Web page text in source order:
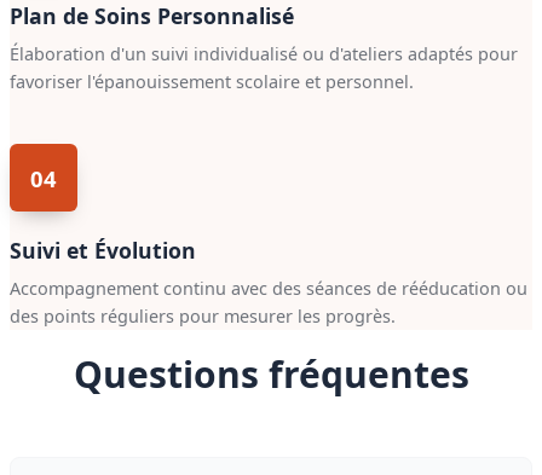
Plan de Soins Personnalisé
Élaboration d'un suivi individualisé ou d'ateliers adaptés pour
favoriser l'épanouissement scolaire et personnel.
04
Suivi et Évolution
Accompagnement continu avec des séances de rééducation ou
des points réguliers pour mesurer les progrès.
Questions fréquentes